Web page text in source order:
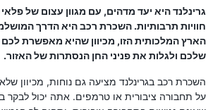
גרינלנד היא יעד מדהים, עם מגוון עצום של פלאי
חוויות תרבותיות. השכרת רכב היא הדרך
הארץ המלכותית הזו, מכיוון שהיא מאפשרת
שלכם ולגלות את פניני החן הנסתרות של האזור.
השכרת רכב בגרינלנד מציעה גם נוחות, מכיוון
על תחבורה ציבורית או טרמפים. אתה יכול לבקר